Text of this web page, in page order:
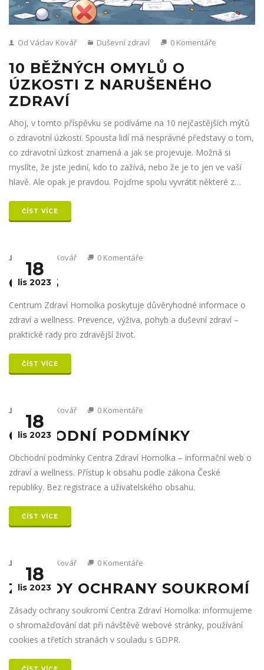
Od Václav Kovář Duševní zdraví 0 Komentáře
10 BĚŽNÝCH OMYLŮ O
ÚZKOSTI Z NARUŠENÉHO
ZDRAVÍ
Ahoj, v tomto příspěvku se podíváme na 10 nejčastějších mýtů
o zdravotní úzkosti. Spousta lidí má nesprávné představy o tom,
co zdravotní úzkost znamená a jak se projevuje. Možná si
myslíte, že jste jediní, kdo to zažívá, nebo že je to jen ve vaší
hlavě. Ale opak je pravdou. Pojďme spolu vyvrátit některé z
zbytečného stresu a zefektivníme péči o vlastní psychické zdraví.
ČÍST VÍCE
18
lis 2023
Od Václav Kovář 0 Komentáře
O NÁS
Centrum Zdraví Homolka poskytuje důvěryhodné informace o
zdraví a wellness. Prevence, výživa, pohyb a duševní zdraví –
praktické rady pro zdravější život.
ČÍST VÍCE
18
lis 2023
Od Václav Kovář 0 Komentáře
OBCHODNÍ PODMÍNKY
Obchodní podmínky Centra Zdraví Homolka – informační web o
zdraví a wellness. Přístup k obsahu podle zákona České
republiky. Bez registrace a uživatelského obsahu.
ČÍST VÍCE
18
lis 2023
Od Václav Kovář 0 Komentáře
ZÁSADY OCHRANY SOUKROMÍ
Zásady ochrany soukromí Centra Zdraví Homolka: informujeme
o shromažďování dat při návštěvě webové stránky, používání
cookies a třetích stranách v souladu s GDPR.